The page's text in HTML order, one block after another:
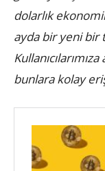
dolarlık
ayda bir yeni bir
bunlara kolay